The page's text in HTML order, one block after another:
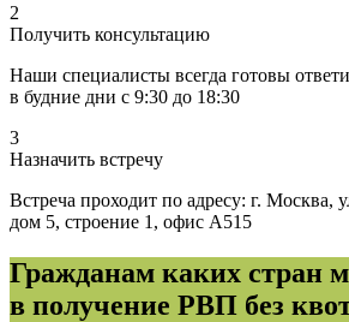
2
Получить консультацию
Наши специалисты всегда готовы
в будние дни с 9:30 до 18:30
3
Назначить встречу
Встреча проходит по адресу: г. Москва,
дом 5, строение 1, офис А515
Гражданам каких стран
в получение РВП без